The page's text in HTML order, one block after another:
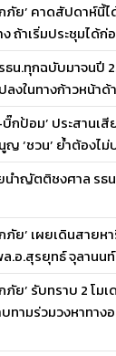
ภัย’ คาดสัปดาห์นี้
ถ้าเริ่มประชุมได้ก่
รธน.ทุกฉบับมาจน
ลงในทางก้าวหน้า
กป้อม’ ประสานเ
ญ ‘ชวน’ ย้ำต้องไ
ยนำญัตติชงศาล ร
ภัย’ เผยเดินสาย
อ.สุรยุทธ์ จุลานนท์
ภัย’ รับทราบ 2 โ
ทามร่วมวงหาทาง